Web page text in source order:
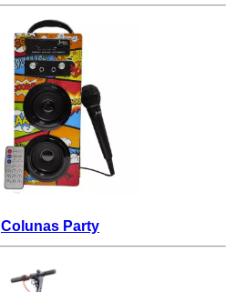
Colunas Party